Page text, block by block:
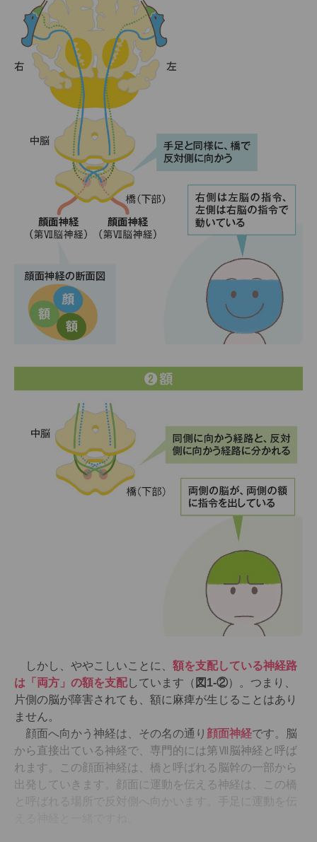
しかし、ややこしいことに、 額を支配している神経路
は「両方」の額を支配しています（ 図1-②）。つまり、
片側の脳が障害されても、額に麻痺が生じることはあり
ません。
顔面へ向かう神経は、その名の通り 顔面神経です。脳
から直接出ている神経で、専門的には第Ⅶ脳神経と呼ば
れます。この顔面神経は、橋と呼ばれる脳幹の一部から
出発していきます。顔面に運動を伝える神経は、この橋
と呼ばれる場所で反対側へ向かいます。手足に運動を伝